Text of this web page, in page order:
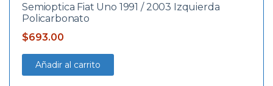
Semioptica Fiat Uno 1991 / 2003 Izquierda
Policarbonato
$693.00
Añadir al carrito